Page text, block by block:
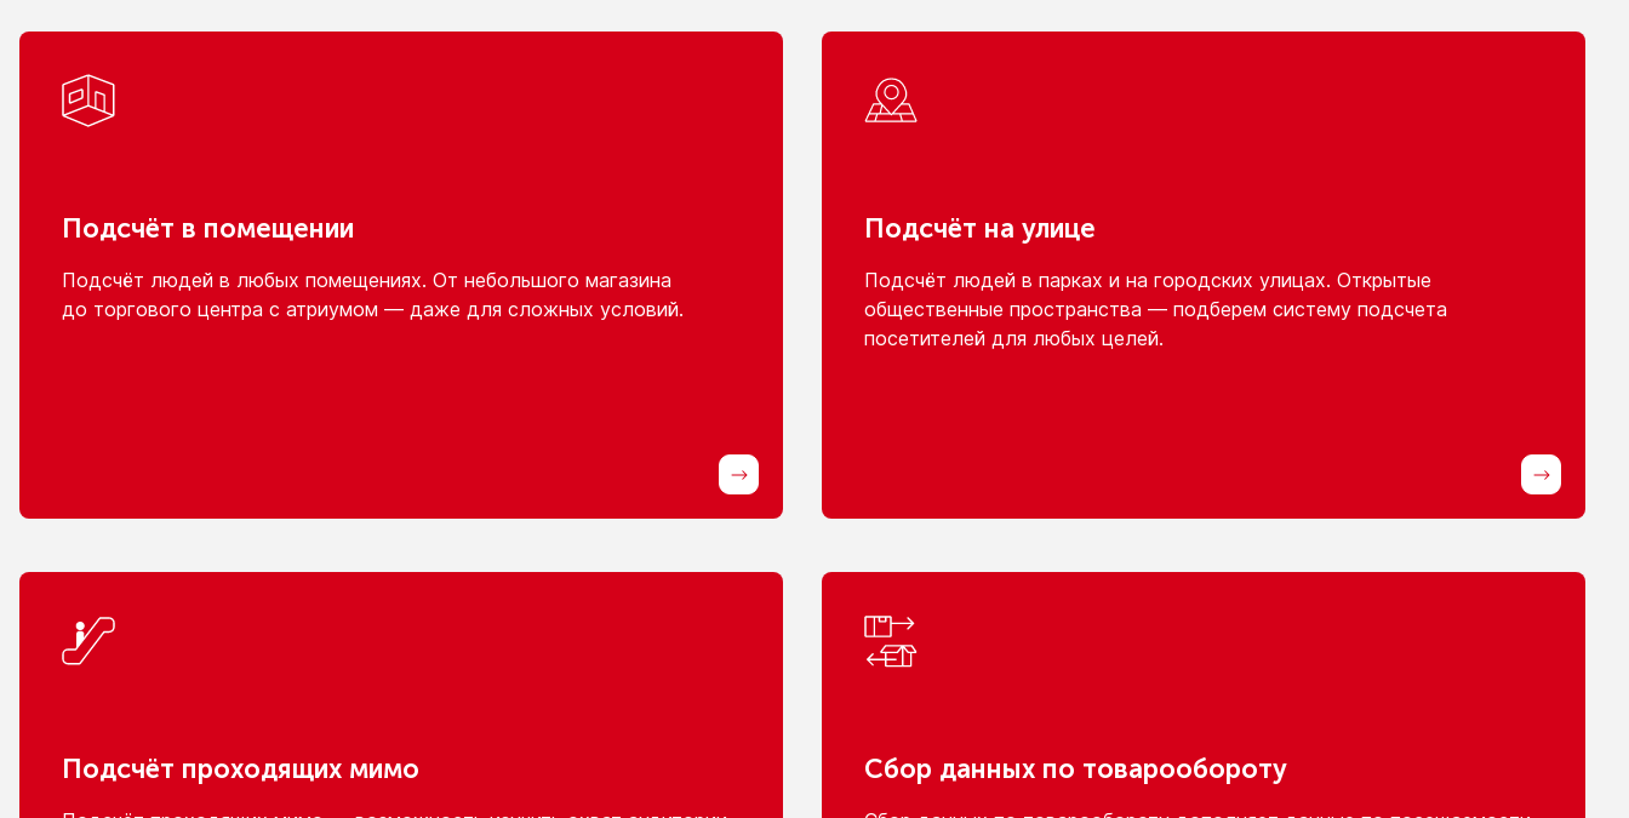
Подсчёт в помещении
Подсчёт людей в любых помещениях. От небольшого магазина
до торгового центра с атриумом — даже для сложных условий.
Подсчёт на улице
Подсчёт людей в парках и на городских улицах. Открытые
общественные пространства — подберем систему подсчета
посетителей для любых целей.
Подсчёт проходящих мимо Сбор данных по товарообороту